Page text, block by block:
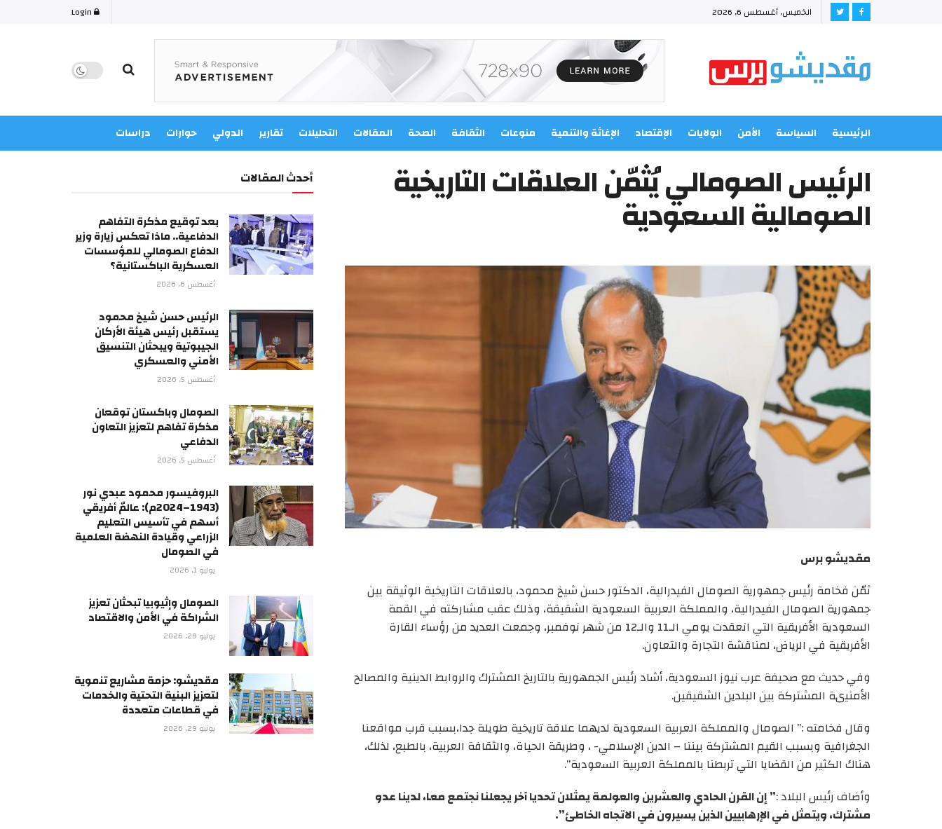
الخميس, أغسطس 6, 2026
الرئيسية السياسة الأمن الولايات الإقتصاد الإغاثة والتنمية منوعات الثقافة الصحة المقالات التحليلات تقارير الدولي حوارات دراسات
الرئيس الصومالي يُثمّن العلاقات التاريخية
الصومالية السعودية
مقديشو برس
ثمّن فخامة رئيس جمهورية الصومال الفيدرالية، الدكتور حسن شيخ محمود، بالعلاقات التاريخية الوثيقة بين
جمهورية الصومال الفيدرالية، والمملكة العربية السعودية الشقيقة، وذلك عقب مشاركته في القمة
السعودية الأفريقية التي انعقدت يومي الـ11 والـ12 من شهر نوفمبر، وجمعت العديد من رؤساء القارة
الأفريقية في الرياض، لمناقشة التجارة والتعاون.
وفي حديث مع صحيفة عرب نيوز السعودية، أشاد رئيس الجمهورية بالتاريخ المشترك والروابط الدينية والمصالح
الأمنيىة المشتركة بين البلدين الشقيقين.
وقال فخامته :” الصومال والمملكة العربية السعودية لديهما علاقة تاريخية طويلة جدا،بسبب قرب مواقعنا
الجغرافية وبسبب القيم المشتركة بيننا – الدين الإسلامي- ، وطريقة الحياة، والثقافة العربية، بالطبع، لذلك،
هناك الكثير من القضايا التي تربطنا بالمملكة العربية السعودية”.
وأضاف رئيس البلاد :” إن القرن الحادي والعشرين والعولمة يمثلان تحديا آخر يجعلنا نجتمع معا، لدينا عدو
مشترك، ويتمثل في الإرهابيين الذين يسيرون في الاتجاه الخاطئ”.
أحدث المقالات
بعد توقيع مذكرة التفاهم
الدفاعية.. ماذا تعكس زيارة وزير
الدفاع الصومالي للمؤسسات
العسكرية الباكستانية؟
أغسطس 6, 2026
الرئيس حسن شيخ محمود
يستقبل رئيس هيئة الأركان
الجيبوتية ويبحثان التنسيق
الأمني والعسكري
أغسطس 5, 2026
الصومال وباكستان توقعان
مذكرة تفاهم لتعزيز التعاون
الدفاعي
أغسطس 5, 2026
البروفيسور محمود عبدي نور
(1943–2024م): عالمٌ أفريقي
أسهم في تأسيس التعليم
الزراعي وقيادة النهضة العلمية
في الصومال
يوليو 1, 2026
الصومال وإثيوبيا تبحثان تعزيز
الشراكة في الأمن والاقتصاد
يونيو 29, 2026
مقديشو: حزمة مشاريع تنموية
لتعزيز البنية التحتية والخدمات
في قطاعات متعددة
يونيو 29, 2026